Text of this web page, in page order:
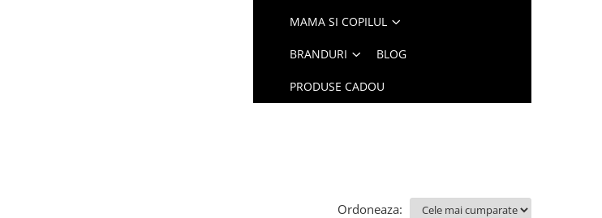
MAMA SI COPILUL
BRANDURI BLOG
PRODUSE CADOU
Ordoneaza: